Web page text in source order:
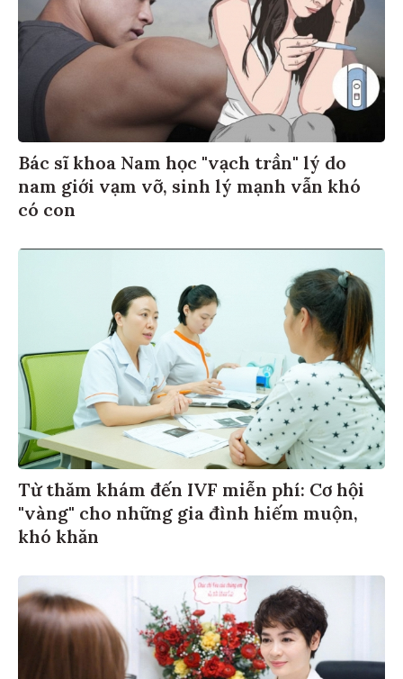
Bác sĩ khoa Nam học "vạch trần" lý do
nam giới vạm vỡ, sinh lý mạnh vẫn khó
có con
Từ thăm khám đến IVF miễn phí: Cơ hội
"vàng" cho những gia đình hiếm muộn,
khó khăn